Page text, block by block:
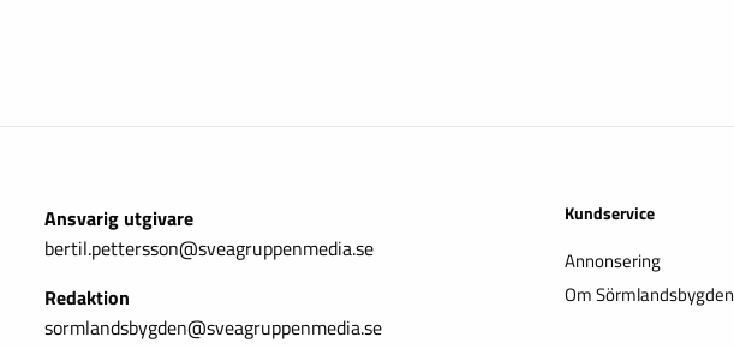
Ansvarig utgivare
bertil.pettersson@sveagruppenmedia.se
Redaktion
sormlandsbygden@sveagruppenmedia.se
Kundservice
Annonsering
Om Sörmlandsbygden